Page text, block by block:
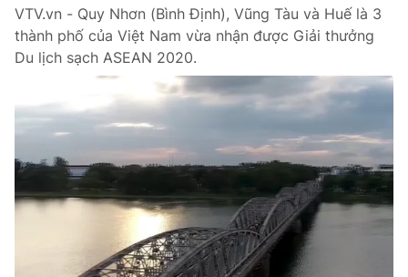
Photo Infographic
Shorts video
VTV Thể thao
VTV Sức khoẻ Bất động sản
Thị trường 24h Tấm lòng Việt
VTV.vn - Quy Nhơn (Bình Định), Vũng Tàu và Huế là 3
thành phố của Việt Nam vừa nhận được Giải thưởng
Du lịch sạch ASEAN 2020.